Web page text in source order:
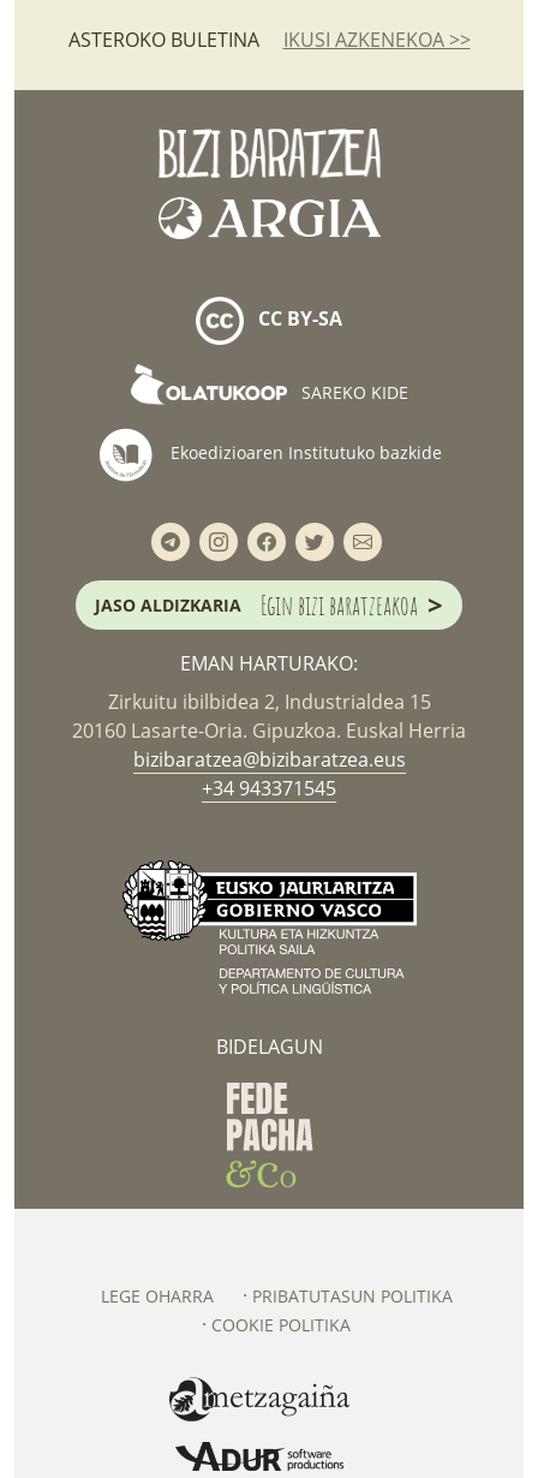
ASTEROKO BULETINA IKUSI AZKENEKOA >>
CC BY-SA
SAREKO KIDE
Ekoedizioaren Institutuko bazkide
JASO ALDIZKARIA Egin bizi baratzeakoa >
EMAN HARTURAKO:
Zirkuitu ibilbidea 2, Industrialdea 15
20160 Lasarte-Oria. Gipuzkoa. Euskal Herria
bizibaratzea@bizibaratzea.eus
+34 943371545
BIDELAGUN
LEGE OHARRA
PRIBATUTASUN POLITIKA
COOKIE POLITIKA